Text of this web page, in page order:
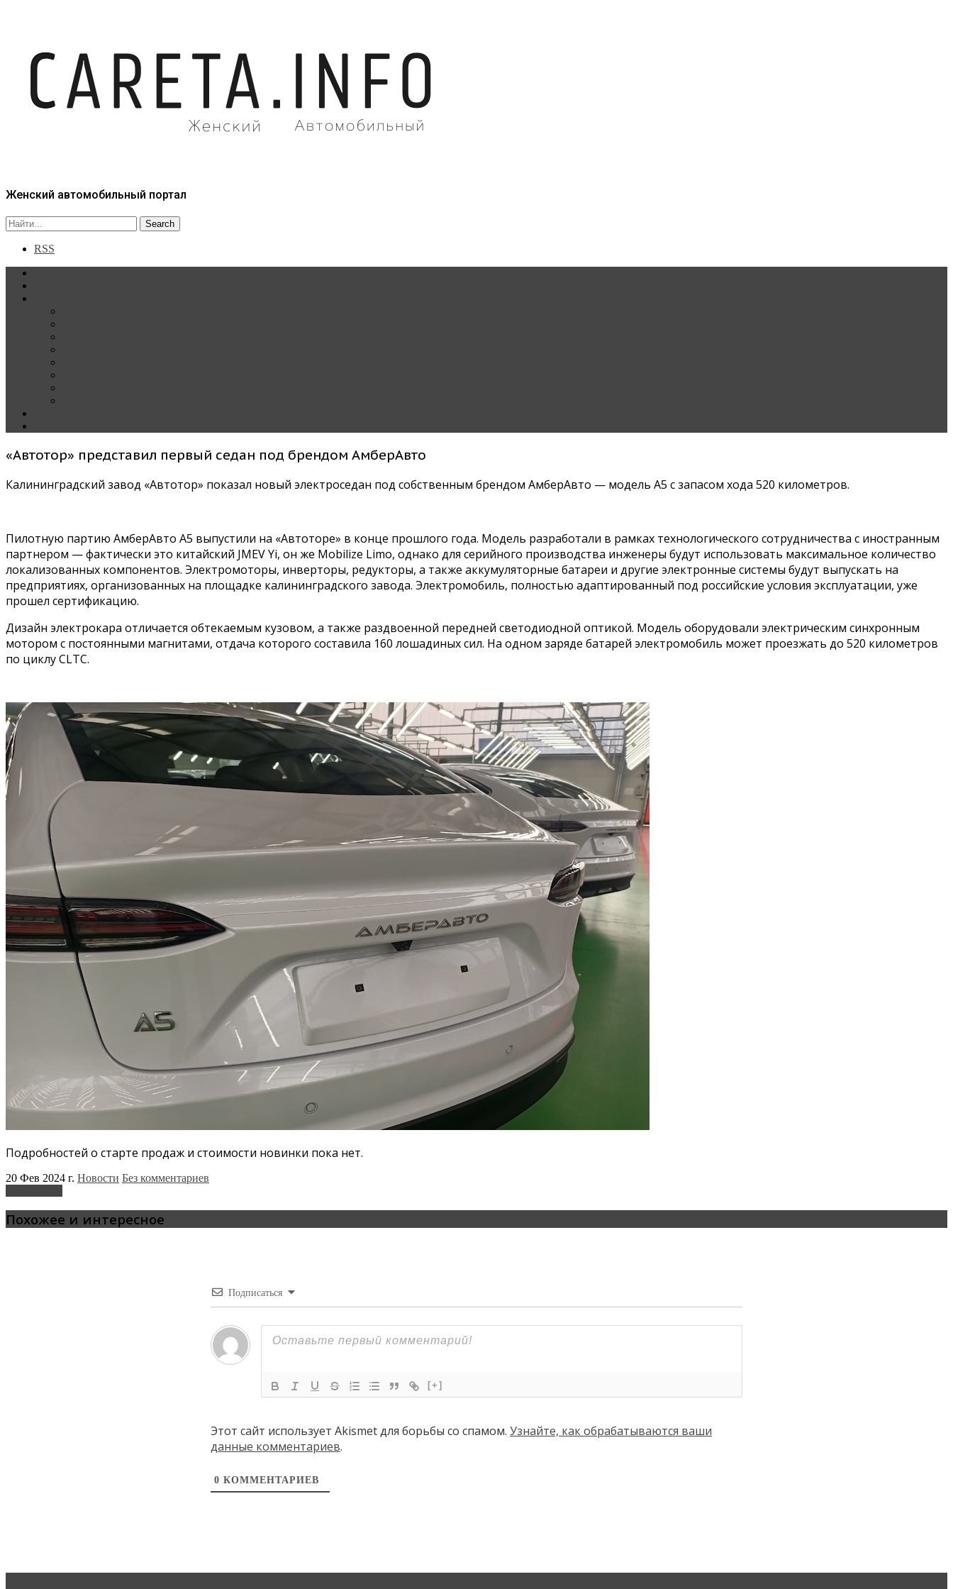
Женский автомобильный портал
RSS
«Автотор» представил первый седан под брендом АмберАвто
Калининградский завод «Автотор» показал новый электроседан под собственным брендом АмберАвто — модель А5 с запасом хода 520 километров.
Пилотную партию АмберАвто А5 выпустили на «Автоторе» в конце прошлого года. Модель разработали в рамках технологического сотрудничества с иностранным
партнером — фактически это китайский JMEV Yi, он же Mobilize Limo, однако для серийного производства инженеры будут использовать максимальное количество
локализованных компонентов. Электромоторы, инверторы, редукторы, а также аккумуляторные батареи и другие электронные системы будут выпускать на
предприятиях, организованных на площадке калининградского завода. Электромобиль, полностью адаптированный под российские условия эксплуатации, уже
прошел сертификацию.
Дизайн электрокара отличается обтекаемым кузовом, а также раздвоенной передней светодиодной оптикой. Модель оборудовали электрическим синхронным
мотором с постоянными магнитами, отдача которого составила 160 лошадиных сил. На одном заряде батарей электромобиль может проезжать до 520 километров
по циклу CLTC.
Подробностей о старте продаж и стоимости новинки пока нет.
20 Фев 2024 г. Новости Без комментариев
Похожее и интересное
Подписаться
[+]
Этот сайт использует Akismet для борьбы со спамом. Узнайте, как обрабатываются ваши
данные комментариев.
0 КОММЕНТАРИЕВ